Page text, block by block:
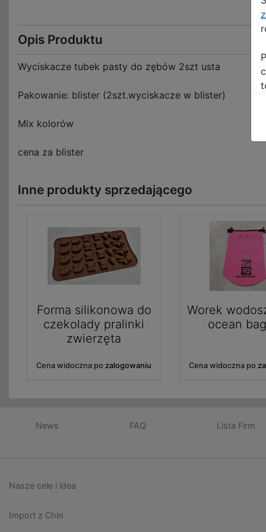
Opis Produktu
Wyciskacze tubek pasty do zębów 2szt usta
Pakowanie: blister (2szt.wyciskacze w blister)
Mix kolorów
cena za blister
Inne produkty sprzedającego
Forma silikonowa do
czekolady pralinki
zwierzęta
Cena widoczna po zalogowaniu
Worek
ocean
Cena widoczna po
News FAQ Lista Firm
Nasze cele i idea
Import z Chin